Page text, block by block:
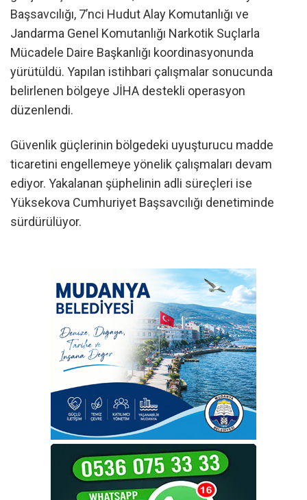
Başsavcılığı, 7’nci Hudut Alay Komutanlığı ve
Jandarma Genel Komutanlığı Narkotik Suçlarla
Mücadele Daire Başkanlığı koordinasyonunda
yürütüldü. Yapılan istihbari çalışmalar sonucunda
belirlenen bölgeye JİHA destekli operasyon
düzenlendi.
Güvenlik güçlerinin bölgedeki uyuşturucu madde
ticaretini engellemeye yönelik çalışmaları devam
ediyor. Yakalanan şüphelinin adli süreçleri ise
Yüksekova Cumhuriyet Başsavcılığı denetiminde
sürdürülüyor.